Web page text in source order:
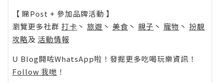
【 睇Post + 參加品牌活動 】
瀏覽更多社群 打卡 丶 旅遊 丶 美食 丶 親子 丶 寵物 丶 扮靚
攻略及 活動情報
U Blog開咗WhatsApp啦！發掘更多吃喝玩樂資訊！
Follow 我哋 ！